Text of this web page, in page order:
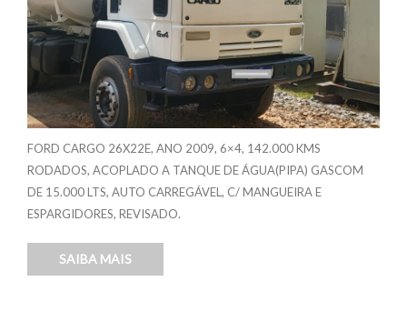
FORD CARGO 26X22E, ANO 2009, 6×4, 142.000 KMS
RODADOS, ACOPLADO A TANQUE DE ÁGUA(PIPA) GASCOM
DE 15.000 LTS, AUTO CARREGÁVEL, C/ MANGUEIRA E
ESPARGIDORES, REVISADO.
SAIBA MAIS